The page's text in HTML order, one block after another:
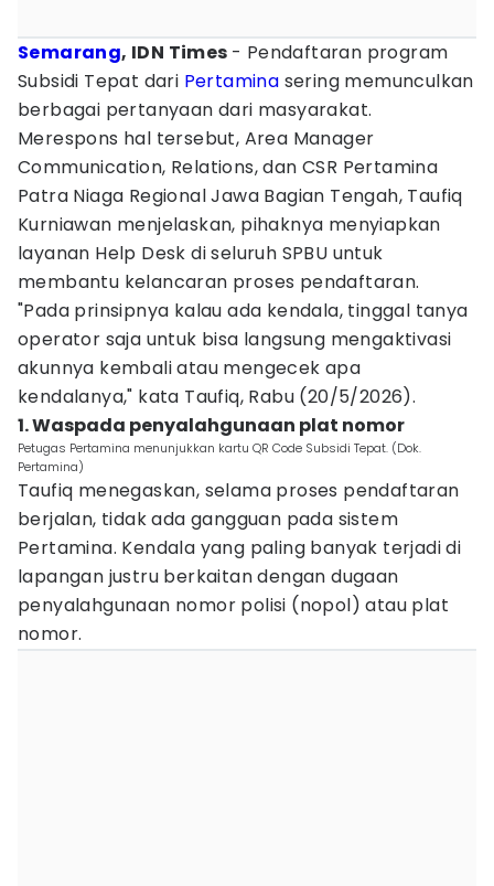
Semarang, IDN Times - Pendaftaran program
Subsidi Tepat dari Pertamina sering memunculkan
berbagai pertanyaan dari masyarakat.
Merespons hal tersebut, Area Manager
Communication, Relations, dan CSR Pertamina
Patra Niaga Regional Jawa Bagian Tengah, Taufiq
Kurniawan menjelaskan, pihaknya menyiapkan
layanan Help Desk di seluruh SPBU untuk
membantu kelancaran proses pendaftaran.
"Pada prinsipnya kalau ada kendala, tinggal tanya
operator saja untuk bisa langsung mengaktivasi
akunnya kembali atau mengecek apa
kendalanya," kata Taufiq, Rabu (20/5/2026).
1. Waspada penyalahgunaan plat nomor
Petugas Pertamina menunjukkan kartu QR Code Subsidi Tepat. (Dok.
Pertamina)
Taufiq menegaskan, selama proses pendaftaran
berjalan, tidak ada gangguan pada sistem
Pertamina. Kendala yang paling banyak terjadi di
lapangan justru berkaitan dengan dugaan
penyalahgunaan nomor polisi (nopol) atau plat
nomor.